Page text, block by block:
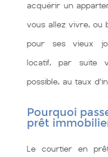
acquérir un
vous allez vivre, ou
pour ses vieux
locatif, par suite
possible, au taux
Pourquoi
prêt
Le courtier en